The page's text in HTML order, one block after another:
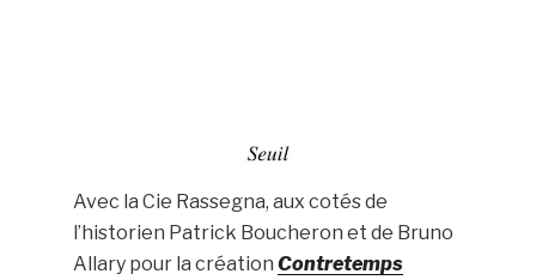
Avec la Cie Rassegna, aux cotés de
l’historien Patrick Boucheron et de Bruno
Allary pour la créationContretemps